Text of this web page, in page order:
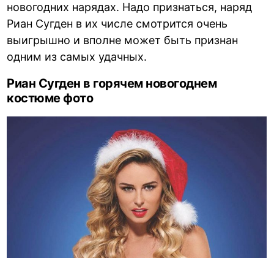
новогодних нарядах. Надо признаться, наряд
Риан Сугден в их числе смотрится очень
выигрышно и вполне может быть признан
одним из самых удачных.
Риан Сугден в горячем новогоднем
костюме фото